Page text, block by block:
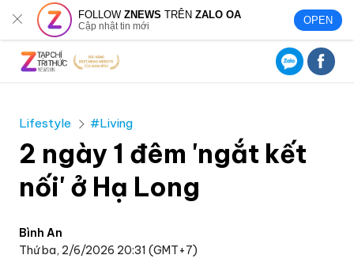
FOLLOWZNEWS TRÊNZALO OA
Cập nhật tin mới OPEN
Lifestyle #Living
2 ngày 1 đêm 'ngắt kết
nối' ở Hạ Long
Bình An
Thứ ba, 2/6/2026 20:31 (GMT+7)